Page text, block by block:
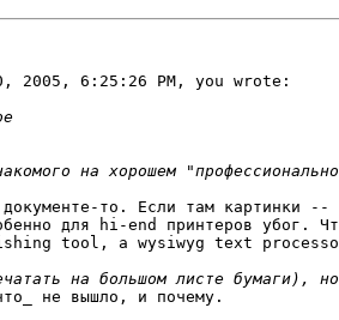
2005, 6:25:26 PM, you wrote:
то. Если там картинки --
для hi-end принтеров убог.
tool, а wysiwyg text
не вышло, и почему.